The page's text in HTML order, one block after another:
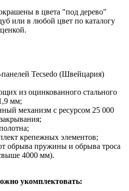
в цвета "под дерево"
или в любой цвет по каталогу
Tecsedo (Швейцария)
из оцинкованного стального
мм;
механизм с ресурсом 25 000
крепежных элементов;
обрыва пружины и обрыва троса
4000 мм).
укомплектовать: